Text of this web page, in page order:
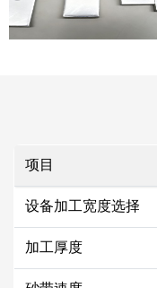
项目
设备加工宽度选择
加工厚度